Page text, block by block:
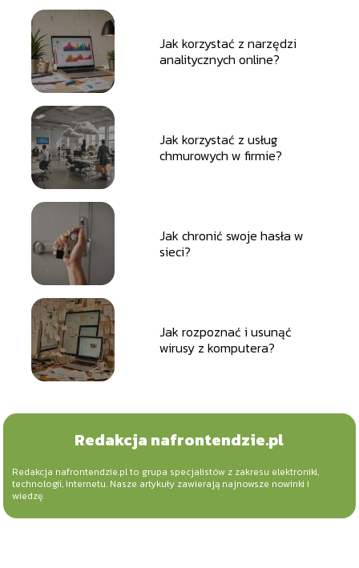
Jak korzystać z narzędzi
analitycznych online?
Jak korzystać z usług
chmurowych w firmie?
Jak chronić swoje hasła w
sieci?
Jak rozpoznać i usunąć
wirusy z komputera?
Redakcja nafrontendzie.pl
Redakcja nafrontendzie.pl to grupa specjalistów z zakresu elektroniki,
technologii, internetu. Nasze artykuły zawierają najnowsze nowinki i
wiedzę.